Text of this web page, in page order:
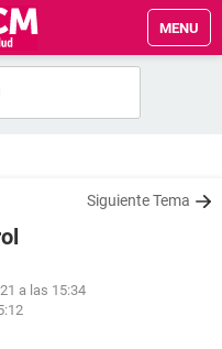
MENU
Siguiente Tema
a las 15:34